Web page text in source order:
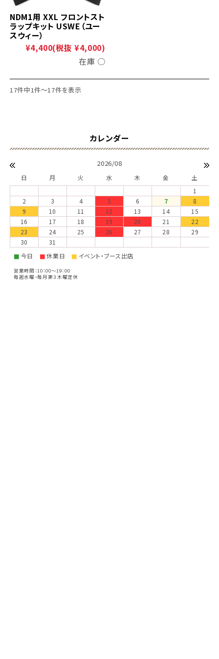
NDM1用 XXL フロントスト
ラップキット USWE（ユー
スウィー）
¥4,400(税抜 ¥4,000)
在庫 ○
17件中1件～17件を表示
2026/08
日 月 火 水 木 金
土
1
2
3 4 5 6 7
8
9
10 11 12 13 14
15
16
17 18 19 20 21
22
23
24 25 26 27 28
29
30
31
■ 今日 ■休業日 ■ イベント・ブース出店
営業時間：10：00～19：00
毎週水曜・毎月第３木曜定休